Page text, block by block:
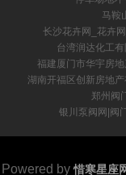
马鞍
长沙花卉网_花卉
台湾润达化工
福建厦门市华宇房
湖南开福区创新房地
郑州阀
银川泵阀网|阀
Powered by惜寒星座